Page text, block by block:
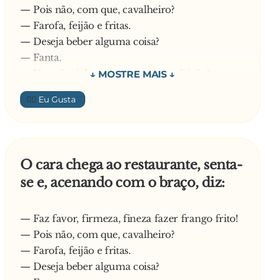
— Pois não, com que, cavalheiro?
— Farofa, feijão e fritas.
— Deseja beber alguma coisa?
— Fanta.
— Um pãozinho para esperar a refeição?
— Faça fatiado.
O garçom serve o cliente inconformado com o
fato dele falar tudo com F, e volta depois que o
sujeito termina a refeição.
— Frutas frescas.
— Tem alguma preferência?
Depois da sobremesa, ainda curioso, o garçom
pergunta:
— O senhor deseja um café?
— Forte e fervido.
👍🏼
O cara chega ao restaurante, senta-
se e, acenando com o braço, diz:
— Faz favor, firmeza, fineza fazer frango frito!
— Pois não, com que, cavalheiro?
— Farofa, feijão e fritas.
— Deseja beber alguma coisa?